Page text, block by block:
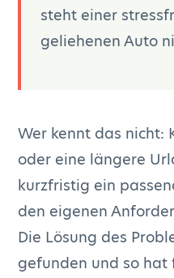
steht einer
geliehenen Auto
Wer kennt das nicht:
oder eine längere
kurzfristig ein
den eigenen
Die Lösung des
gefunden und so hat